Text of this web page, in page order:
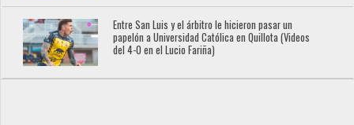
Entre San Luis y el árbitro le hicieron pasar un
papelón a Universidad Católica en Quillota (Videos
del 4-0 en el Lucio Fariña)